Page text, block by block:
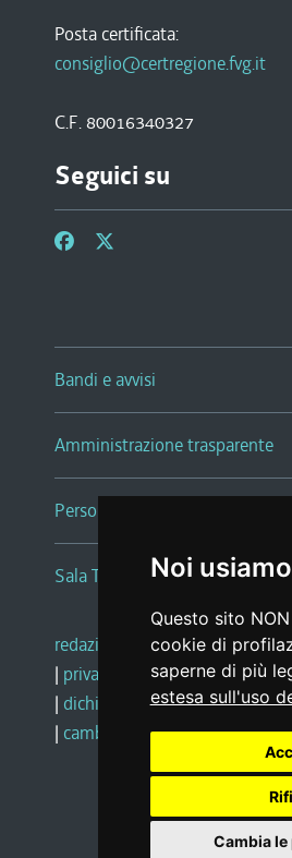
Noi
Questo sito
cookie di
saperne di più
estesa sull'uso
Cambia
Posta certificata:
consiglio@certregione.fvg.it
C.F. 80016340327
Seguici su
Bandi e avvisi
Amministrazione trasparente
Persone e Uffici
Sala Tiziano Tessitori
redazione web |note legali |
| privacy
social media policy
| dichiarazione di accessibilità
| cambio preferenze cookie